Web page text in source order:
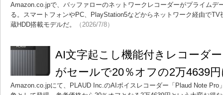
Amazon.co.jpで、バッファローのネットワークレコーダーがプライムデ
る。スマートフォンやPC、PlayStation5などからネットワーク経由で
蔵HDD搭載モデルだ。
（2026/7/8）
AI文字起こし機能付きレコーダ
がセールで20％オフの2万4639
Amazon.co.jpにて、PLAUD Inc.のAIボイスレコーダー「Plaud Note Pro